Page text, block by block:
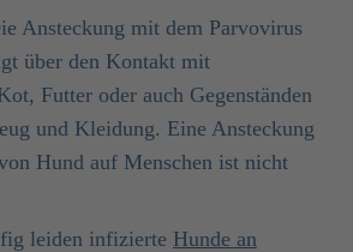
Ansteckung mit dem Parvovirus
über den Kontakt mit
Futter oder auch Gegenständen
und Kleidung. Eine Ansteckung
Hund auf Menschen ist nicht
leiden infizierte Hunde an